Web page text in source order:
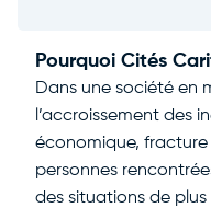
Pourquoi Cités
Dans une société en
l’accroissement des
économique, fracture
personnes
des situations de plus